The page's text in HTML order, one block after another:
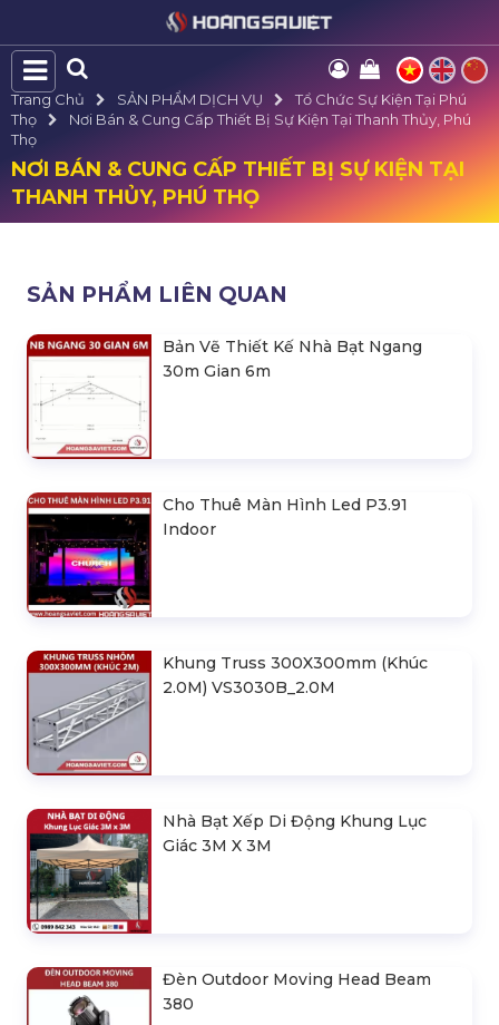
Trang Chủ SẢN PHẨM DỊCH VỤ
Tổ Chức Sự Kiện Tại Phú
Thọ
Nơi Bán & Cung Cấp Thiết Bị Sự Kiện Tại Thanh Thủy, Phú
Thọ
NƠI BÁN & CUNG CẤP THIẾT BỊ SỰ KIỆN TẠI
THANH THỦY, PHÚ THỌ
SẢN PHẨM LIÊN QUAN
Bản Vẽ Thiết Kế Nhà Bạt Ngang
30m Gian 6m
Cho Thuê Màn Hình Led P3.91
Indoor
Khung Truss 300X300mm (Khúc
2.0M) VS3030B_2.0M
Nhà Bạt Xếp Di Động Khung Lục
Giác 3M X 3M
Đèn Outdoor Moving Head Beam
380